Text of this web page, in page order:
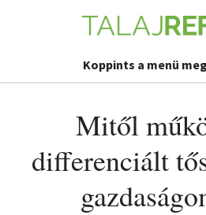
Koppints a menü
Mitől
differenciált